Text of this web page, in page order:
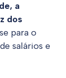
a
dos
para o
salários e